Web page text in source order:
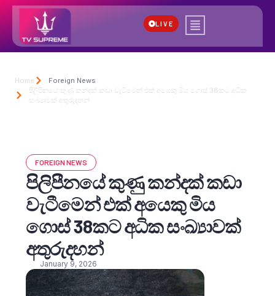
LIVE
Home
Foreign News
පිලිපීනයේ කුණු කන්දක් කඩා වැටීමෙන් එක් අයෙකු මිය ගොස් 38කට අධික
සංඛ්‍යාවක් අතුරුදහන්
FOREIGN NEWS
පිලිපීනයේ කුණු කන්දක් කඩා
වැටීමෙන් එක් අයෙකු මිය
ගොස් 38කට අධික සංඛ්‍යාවක්
අතුරුදහන්
January 9, 2026